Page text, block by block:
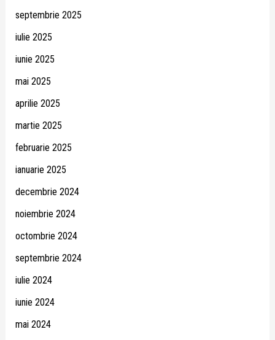
septembrie 2025
iulie 2025
iunie 2025
mai 2025
aprilie 2025
martie 2025
februarie 2025
ianuarie 2025
decembrie 2024
noiembrie 2024
octombrie 2024
septembrie 2024
iulie 2024
iunie 2024
mai 2024